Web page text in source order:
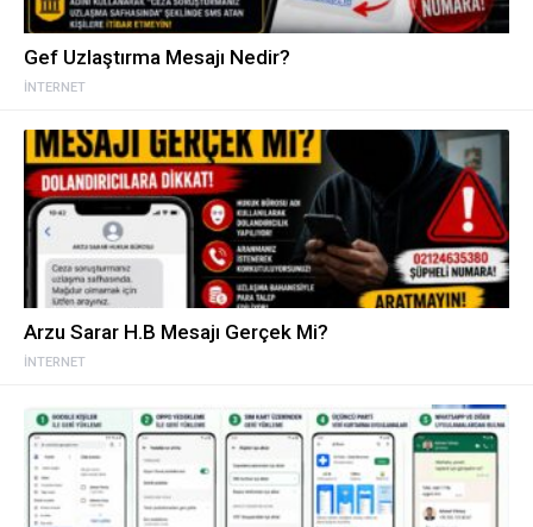
İNTERNET
Gef Uzlaştırma Mesajı Nedir?
İNTERNET
Arzu Sarar H.B Mesajı Gerçek Mi?